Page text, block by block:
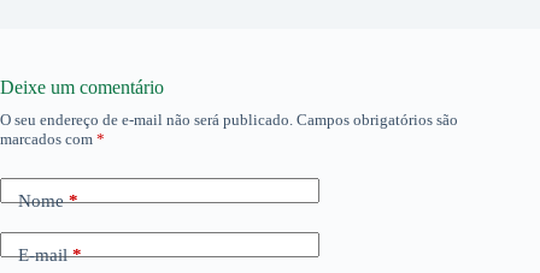
Deixe um comentário
O seu endereço de e-mail não será publicado. Campos obrigatórios são
marcados com *
Nome*
E-mail*